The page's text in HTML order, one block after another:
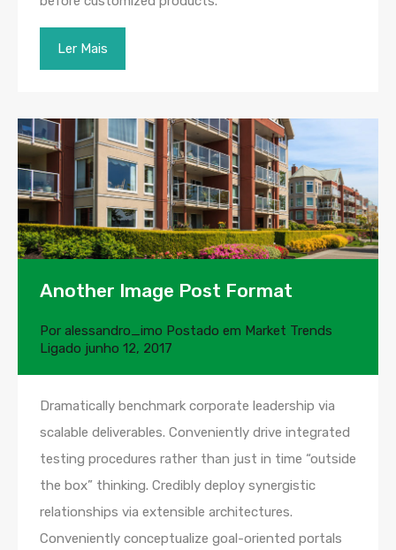
Ler Mais
Another Image Post Format
Por alessandro_imo Postado em Market Trends
Ligado junho 12, 2017
Dramatically benchmark corporate leadership via
scalable deliverables. Conveniently drive integrated
testing procedures rather than just in time “outside
the box” thinking. Credibly deploy synergistic
relationships via extensible architectures.
Conveniently conceptualize goal-oriented portals